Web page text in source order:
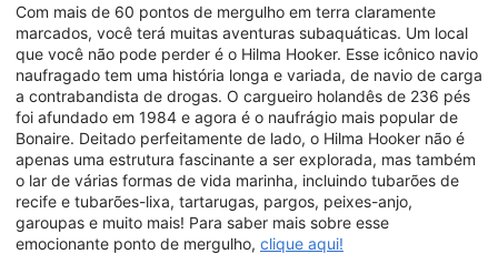
Com mais de 60 pontos de mergulho em terra claramente
marcados, você terá muitas aventuras subaquáticas. Um local
que você não pode perder é o Hilma Hooker. Esse icônico navio
naufragado tem uma história longa e variada, de navio de carga
a contrabandista de drogas. O cargueiro holandês de 236 pés
foi afundado em 1984 e agora é o naufrágio mais popular de
Bonaire. Deitado perfeitamente de lado, o Hilma Hooker não é
apenas uma estrutura fascinante a ser explorada, mas também
o lar de várias formas de vida marinha, incluindo tubarões de
recife e tubarões-lixa, tartarugas, pargos, peixes-anjo,
garoupas e muito mais! Para saber mais sobre esse
emocionante ponto de mergulho, clique aqui!